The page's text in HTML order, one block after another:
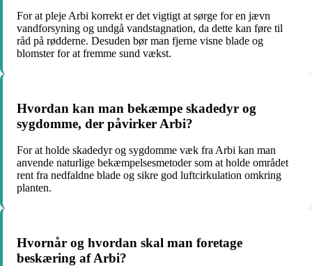
For at pleje Arbi korrekt er det vigtigt at sørge for en jævn
vandforsyning og undgå vandstagnation, da dette kan føre til
råd på rødderne. Desuden bør man fjerne visne blade og
blomster for at fremme sund vækst.
Hvordan kan man bekæmpe skadedyr og
sygdomme, der påvirker Arbi?
For at holde skadedyr og sygdomme væk fra Arbi kan man
anvende naturlige bekæmpelsesmetoder som at holde området
rent fra nedfaldne blade og sikre god luftcirkulation omkring
planten.
Hvornår og hvordan skal man foretage
beskæring af Arbi?